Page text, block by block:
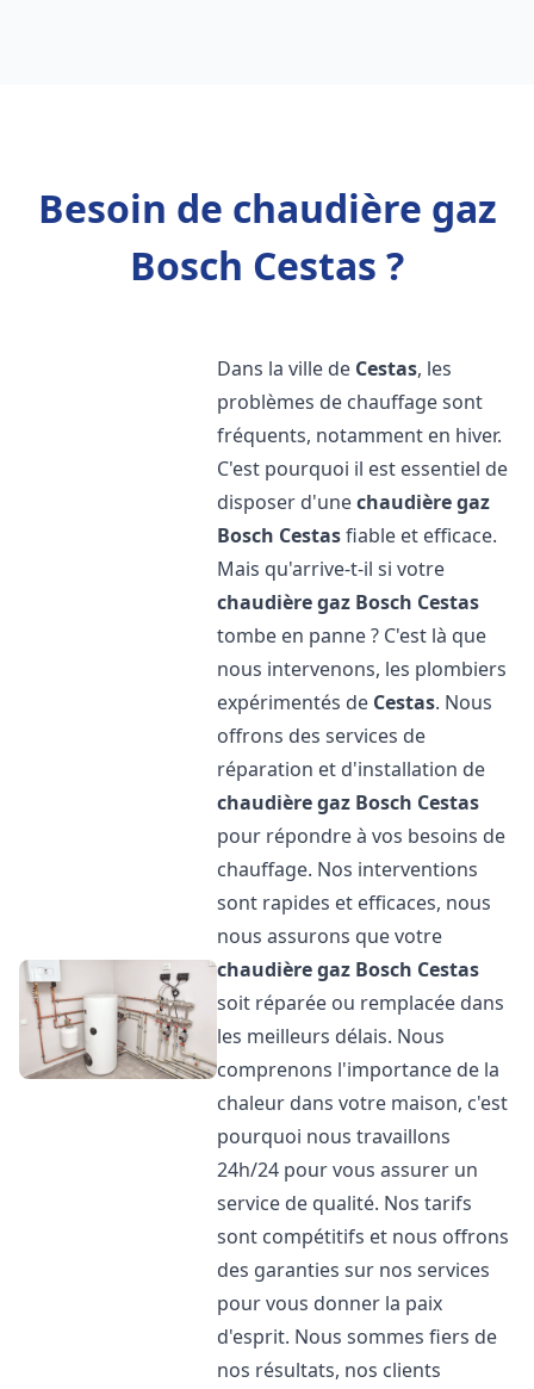
Besoin de chaudière gaz
Bosch Cestas ?
Dans la ville de Cestas, les
problèmes de chauffage sont
fréquents, notamment en hiver.
C'est pourquoi il est essentiel de
disposer d'unechaudière gaz
Bosch Cestasfiable et efficace.
Mais qu'arrive-t-il si votre
chaudière gaz Bosch Cestas
tombe en panne ? C'est là que
nous intervenons, les plombiers
expérimentés de Cestas. Nous
offrons des services de
réparation et d'installation de
chaudière gaz Bosch Cestas
pour répondre à vos besoins de
chauffage. Nos interventions
sont rapides et efficaces, nous
nous assurons que votre
chaudière gaz Bosch Cestas
soit réparée ou remplacée dans
les meilleurs délais. Nous
comprenons l'importance de la
chaleur dans votre maison, c'est
pourquoi nous travaillons
24h/24 pour vous assurer un
service de qualité. Nos tarifs
sont compétitifs et nous offrons
des garanties sur nos services
pour vous donner la paix
d'esprit. Nous sommes fiers de
nos résultats, nos clients